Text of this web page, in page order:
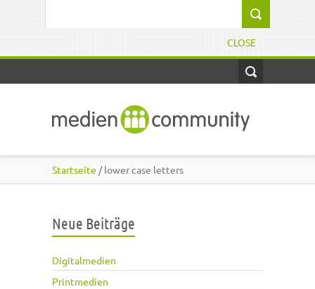
CLOSE
Startseite / lower case letters
Neue Beiträge
Digitalmedien
Printmedien